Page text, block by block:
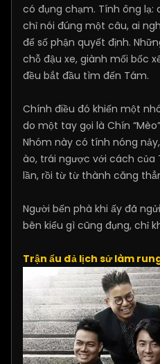
có đụng chạm. Tính ông lạ:
chỉ nói đúng một câu, ai
để số phận quyết định.
chỗ đậu xe, giành mối bốc
đều bắt đầu tìm đến Tám.
Chính điều đó khiến một
do một tay gọi là Chín
Nhóm này có tính nóng
ào, trái ngược với cách của
lần, rồi từ từ thành căng
Người bến phà khi ấy đã
bên kiểu gì cũng đụng, chỉ
Trận ẩu đả lịch sử làm